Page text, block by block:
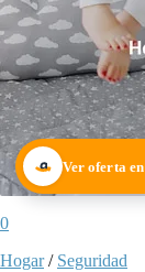
Ver oferta
0
Hogar/ Seguridad